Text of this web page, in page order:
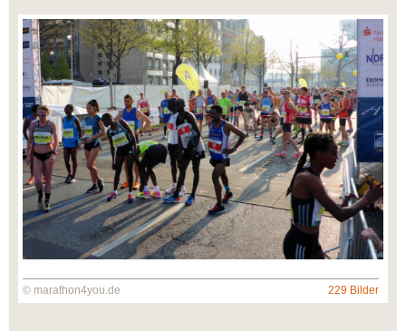
© marathon4you.de 229 Bilder